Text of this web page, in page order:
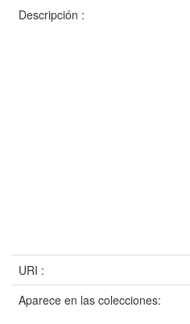
Descripción :
URI :
Aparece en las colecciones: